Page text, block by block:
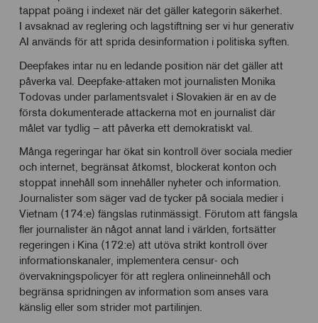
tappat poäng i indexet när det gäller kategorin säkerhet.
I avsaknad av reglering och lagstiftning ser vi hur generativ
AI används för att sprida desinformation i politiska syften.
Deepfakes intar nu en ledande position när det gäller att
påverka val. Deepfake-attaken mot journalisten Monika
Todovas under parlamentsvalet i Slovakien är en av de
första dokumenterade attackerna mot en journalist där
målet var tydlig – att påverka ett demokratiskt val.
Många regeringar har ökat sin kontroll över sociala medier
och internet, begränsat åtkomst, blockerat konton och
stoppat innehåll som innehåller nyheter och information.
Journalister som säger vad de tycker på sociala medier i
Vietnam (174:e) fängslas rutinmässigt. Förutom att fängsla
fler journalister än något annat land i världen, fortsätter
regeringen i Kina (172:e) att utöva strikt kontroll över
informationskanaler, implementera censur- och
övervakningspolicyer för att reglera onlineinnehåll och
begränsa spridningen av information som anses vara
känslig eller som strider mot partilinjen.